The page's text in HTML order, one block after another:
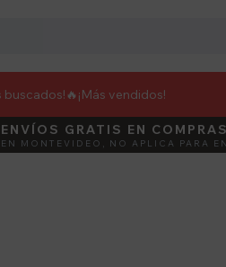
buscados!🔥 ¡Más vendidos!
GRATIS EN
EN MONTEVIDEO, NO APLICA PARA